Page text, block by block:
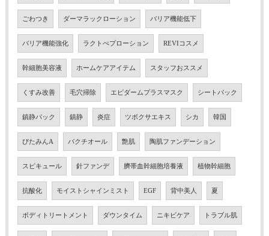
ごわつき ダーマラックローション バリア機能低下
バリア機能強化 ラクトぺプローション REVIコスメ
幹細胞美容液 ホームケアアイテム スタッフおススメ
くすみ改善 毛穴掃除 エピダームプラスマスク シートパック
鎮静パック 鎮静 炎症 ツボクサエキス シカ 韓国
びたみんA バクチオール 艶肌 陶肌ファンデーション
スピキュール 針ファンデ 臍帯血幹細胞培養液 植物幹細胞
抗酸化 モイストシャインミスト EGF 背中美人 夏
ボディトリートメント ダウンタイム ニキビケア トラブル肌